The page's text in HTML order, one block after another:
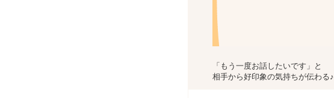
「もう一度お話したいです」と
相手から好印象の気持ちが伝わる♪